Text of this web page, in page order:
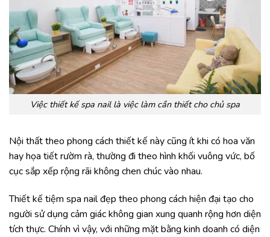
Việc thiết kế spa nail là việc làm cần thiết cho chủ spa
Nội thất theo phong cách thiết kế này cũng ít khi có hoa văn
hay họa tiết rườm rà, thường đi theo hình khối vuông vức, bố
cục sắp xếp rộng rãi không chen chúc vào nhau.
Thiết kế tiệm spa nail đẹp theo phong cách hiện đại tạo cho
người sử dụng cảm giác không gian xung quanh rộng hơn diện
tích thực. Chính vì vậy, với những mặt bằng kinh doanh có diện